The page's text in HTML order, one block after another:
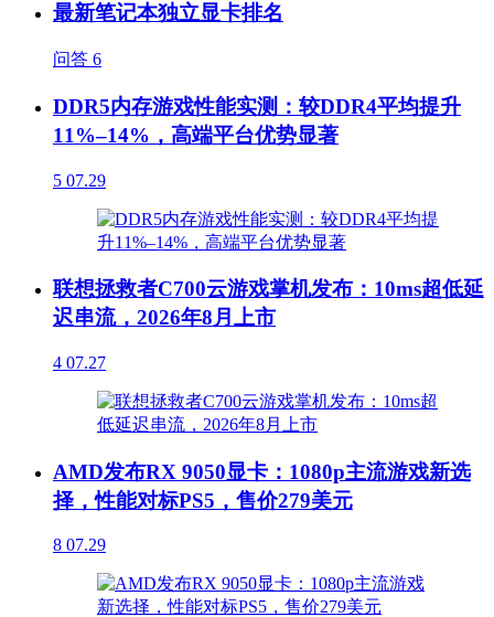
最新笔记本独立显卡排名
问答 6
DDR5内存游戏性能实测：较DDR4平均提升
11%–14%，高端平台优势显著
5 07.29
联想拯救者C700云游戏掌机发布：10ms超低延
迟串流，2026年8月上市
4 07.27
AMD发布RX 9050显卡：1080p主流游戏新选
择，性能对标PS5，售价279美元
8 07.29